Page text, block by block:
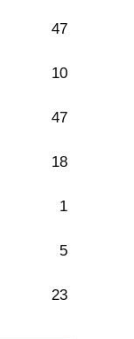
47
10
47
18
1
5
23